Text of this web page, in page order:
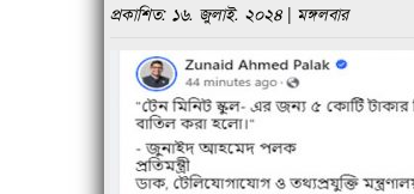
প্রকাশিত: ১৬. জুলাই. ২০২৪ | মঙ্গলবার